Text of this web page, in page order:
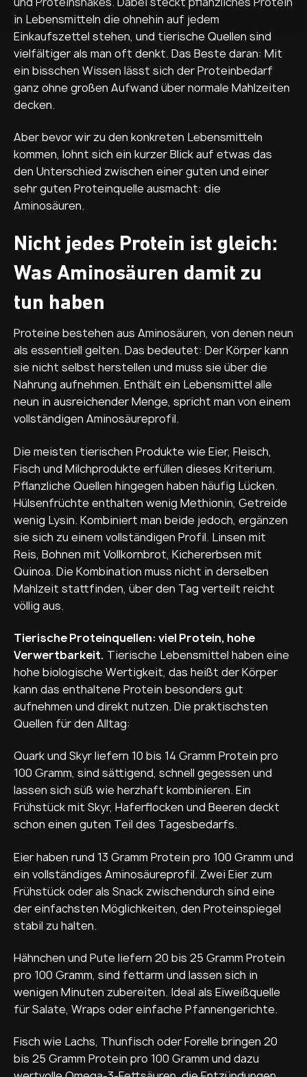
in Lebensmitteln die ohnehin auf jedem
Einkaufszettel stehen, und tierische Quellen sind
vielfältiger als man oft denkt. Das Beste daran: Mit
ein bisschen Wissen lässt sich der Proteinbedarf
ganz ohne großen Aufwand über normale Mahlzeiten
decken.
Aber bevor wir zu den konkreten Lebensmitteln
kommen, lohnt sich ein kurzer Blick auf etwas das
den Unterschied zwischen einer guten und einer
sehr guten Proteinquelle ausmacht: die
Aminosäuren.
Nicht jedes Protein ist gleich:
Was Aminosäuren damit zu
tun haben
Proteine bestehen aus Aminosäuren, von denen neun
als essentiell gelten. Das bedeutet: Der Körper kann
sie nicht selbst herstellen und muss sie über die
Nahrung aufnehmen. Enthält ein Lebensmittel alle
neun in ausreichender Menge, spricht man von einem
vollständigen Aminosäureprofil.
Die meisten tierischen Produkte wie Eier, Fleisch,
Fisch und Milchprodukte erfüllen dieses Kriterium.
Pflanzliche Quellen hingegen haben häufig Lücken.
Hülsenfrüchte enthalten wenig Methionin, Getreide
wenig Lysin. Kombiniert man beide jedoch, ergänzen
sie sich zu einem vollständigen Profil. Linsen mit
Reis, Bohnen mit Vollkornbrot, Kichererbsen mit
Quinoa. Die Kombination muss nicht in derselben
Mahlzeit stattfinden, über den Tag verteilt reicht
völlig aus.
Tierische Proteinquellen: viel Protein, hohe
Verwertbarkeit. Tierische Lebensmittel haben eine
hohe biologische Wertigkeit, das heißt der Körper
kann das enthaltene Protein besonders gut
aufnehmen und direkt nutzen. Die praktischsten
Quellen für den Alltag:
Quark und Skyr liefern 10 bis 14 Gramm Protein pro
100 Gramm, sind sättigend, schnell gegessen und
lassen sich süß wie herzhaft kombinieren. Ein
Frühstück mit Skyr, Haferflocken und Beeren deckt
schon einen guten Teil des Tagesbedarfs.
Eier haben rund 13 Gramm Protein pro 100 Gramm und
ein vollständiges Aminosäureprofil. Zwei Eier zum
Frühstück oder als Snack zwischendurch sind eine
der einfachsten Möglichkeiten, den Proteinspiegel
stabil zu halten.
Hähnchen und Pute liefern 20 bis 25 Gramm Protein
pro 100 Gramm, sind fettarm und lassen sich in
wenigen Minuten zubereiten. Ideal als Eiweißquelle
für Salate, Wraps oder einfache Pfannengerichte.
Fisch wie Lachs, Thunfisch oder Forelle bringen 20
bis 25 Gramm Protein pro 100 Gramm und dazu